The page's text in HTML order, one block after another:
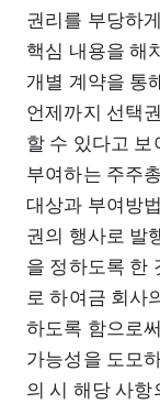
권리를 부당하
핵심 내용을 해
개별 계약을 통
언제까지 선택
할 수 있다고
부여하는 주주
대상과 부여방
권의 행사로 발
을 정하도록 한
로 하여금 회사
하도록 함으로
가능성을 도모
의 시 해당 사항